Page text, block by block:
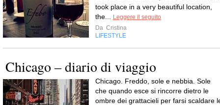
took place in a very beautiful location,
the...
Leggere il seguito
Da Cristina
LIFESTYLE
Chicago – diario di viaggio
Chicago. Freddo, sole e nebbia. Sole
che quando esce si rincorre dietro le
ombre dei grattacieli per farsi scaldare